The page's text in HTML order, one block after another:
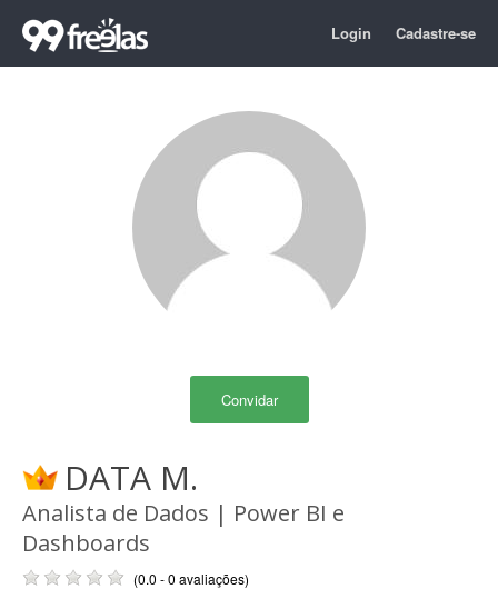
Login Cadastre-se
Convidar
DATA M.
Analista de Dados | Power BI e
Dashboards
(0.0 - 0 avaliações)